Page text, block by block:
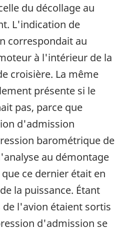
du décollage au
L'indication de
correspondait au
à l'intérieur de la
croisière. La même
présente si le
pas, parce que
d'admission
barométrique de
au démontage
ce dernier était en
la puissance. Étant
l'avion étaient sortis
d'admission se